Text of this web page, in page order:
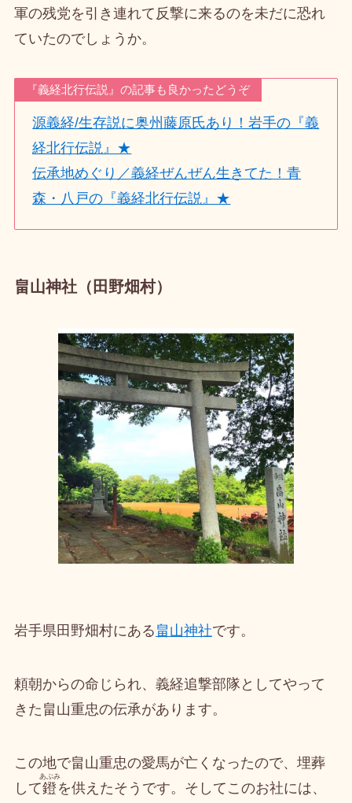
軍の残党を引き連れて反撃に来るのを未だに恐れ
ていたのでしょうか。
『義経北行伝説』の記事も良かったどうぞ
源義経/生存説に奥州藤原氏あり！岩手の『義
経北行伝説』★
伝承地めぐり／義経ぜんぜん生きてた！青
森・八戸の『義経北行伝説』★
畠山神社（田野畑村）
岩手県田野畑村にある 畠山神社です。
頼朝からの命じられ、義経追撃部隊としてやって
きた畠山重忠の伝承があります。
この地で畠山重忠の愛馬が亡くなったので、埋葬
して鐙
あぶみ
を供えたそうです。そしてこのお社には、